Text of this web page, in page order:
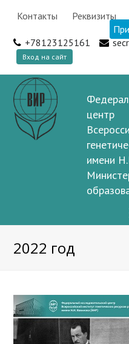
Контакты Реквизиты
+78123125161
Вход на сайт
центр
имени
2022 год